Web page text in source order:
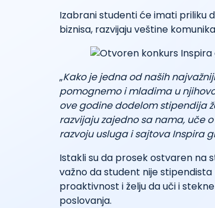
Izabrani studenti će imati priliku
biznisa, razvijaju veštine
„Kako je jedna od naših
pomognemo i mladima u
ove godine dodelom stipendija
razvijaju zajedno sa nama, uče
razvoju usluga i sajtova Inspira
Istakli su da prosek ostvaren na
važno da student nije
proaktivnost i želju da uči i
poslovanja.